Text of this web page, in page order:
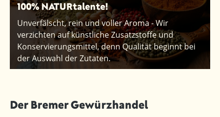
100% NATURtalente!
Unverfälscht, rein und voller Aroma - Wir
verzichten auf künstliche Zusatzstoffe und
Konservierungsmittel, denn Qualität beginnt bei
der Auswahl der Zutaten.
Der Bremer Gewürzhandel